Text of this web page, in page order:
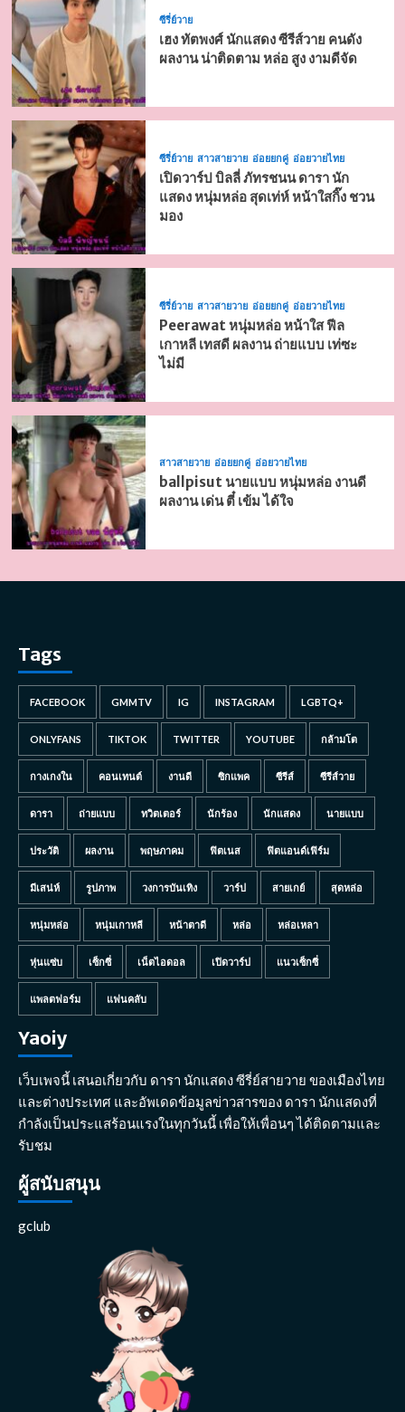
ซีรี่ย์วาย
เฮง ทัตพงศ์ นักแสดง ซีรีส์วาย คนดัง
ผลงาน น่าติดตาม หล่อ สูง งามดีจัด
ซีรี่ย์วาย สาวสายวาย อ่อยยกคู่ อ่อยวายไทย
เปิดวาร์ป บิลลี่ ภัทรชนน ดารา นัก
แสดง หนุ่มหล่อ สุดเท่ห์ หน้าใสกิ๊ง ชวน
มอง
ซีรี่ย์วาย สาวสายวาย อ่อยยกคู่ อ่อยวายไทย
Peerawat หนุ่มหล่อ หน้าใส ฟีล
เกาหลี เทสดี ผลงาน ถ่ายแบบ เท่ซะ
ไม่มี
สาวสายวาย อ่อยยกคู่ อ่อยวายไทย
ballpisut นายแบบ หนุ่มหล่อ งานดี
ผลงาน เด่น ตี๋ เข้ม ได้ใจ
Tags
FACEBOOK GMMTV IG INSTAGRAM LGBTQ+
ONLYFANS TIKTOK TWITTER YOUTUBE กล้ามโต
กางเกงใน คอนเทนต์ งานดี ซิกแพค ซีรีส์ ซีรีส์วาย
ดารา ถ่ายแบบ ทวิตเตอร์ นักร้อง นักแสดง นายแบบ
ประวัติ ผลงาน พฤษภาคม ฟิตเนส ฟิตแอนด์เฟิร์ม
มีเสน่ห์ รูปภาพ วงการบันเทิง วาร์ป สายเกย์ สุดหล่อ
หนุ่มหล่อ หนุ่มเกาหลี หน้าตาดี หล่อ หล่อเหลา
หุ่นแซ่บ เซ็กซี่ เน็ตไอดอล เปิดวาร์ป แนวเซ็กซี่
แพลตฟอร์ม แฟนคลับ
Yaoiy
เว็บเพจนี้ เสนอเกี่ยวกับ ดารา นักแสดง ซีรี่ย์สายวาย ของเมืองไทย
และต่างประเทศ และอัพเดดข้อมูลข่าวสารของ ดารา นักแสดงที่
กำลังเป็นประแสร้อนแรงในทุกวันนี้ เพื่อให้เพื่อนๆ ได้ติดตามและ
รับชม
ผู้สนับสนุน
gclub